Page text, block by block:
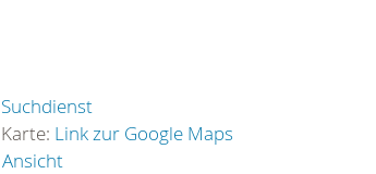
Suchdienst
Karte: Link zur Google Maps
Ansicht